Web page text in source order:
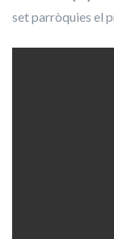
set parròquies el